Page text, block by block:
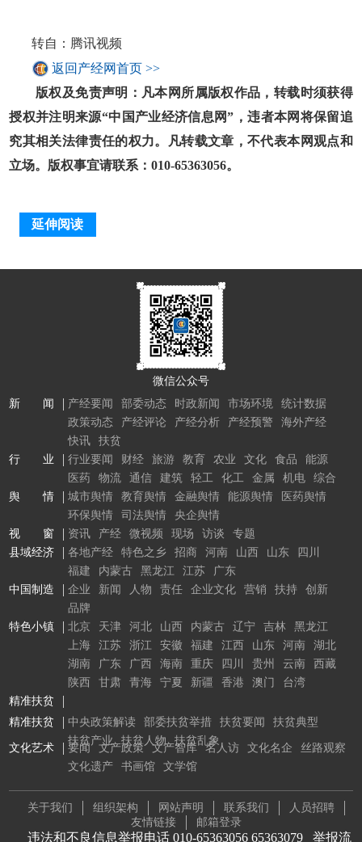
转自：腾讯视频
返回产经网首页 >>
版权及免责声明：凡本网所属版权作品，转载时须获得
授权并注明来源“中国产业经济信息网”，违者本网将保留追
究其相关法律责任的权力。凡转载文章，不代表本网观点和
立场。版权事宜请联系：010-65363056。
延伸阅读
微信公众号
新 闻
产经要闻 部委动态 时政新闻 市场环境
统计数据
政策动态
产经评论 产经分析 产经预警
海外产经
快讯
扶贫
行 业
行业要闻 财经 旅游 教育 农业 文化 食品
能源
医药
物流 通信 建筑 轻工 化工 金属 机电
综合
舆 情
城市舆情 教育舆情 金融舆情 能源舆情
医药舆情
环保舆情
司法舆情
央企舆情
视 窗
资讯 产经 微视频 现场 访谈
专题
县域经济
各地产经 特色之乡 招商 河南 山西 山东
四川
福建
内蒙古 黑龙江 江苏
广东
中国制造
企业 新闻 人物 责任 企业文化 营销 扶持
创新
品牌
特色小镇
北京 天津 河北 山西 内蒙古 辽宁 吉林
黑龙江
上海
江苏 浙江 安徽 福建 江西 山东 河南
湖北
湖南
广东 广西 海南 重庆 四川 贵州 云南
西藏
陕西
甘肃 青海 宁夏 新疆 香港 澳门
台湾
精准扶贫
文化艺术 要闻 文产政策 文产智库 名人访 文化名企
丝路观察
文化遗产
书画馆 文学馆
精准扶贫 中央政策解读 部委扶贫举措 扶贫要闻
扶贫典型
扶贫产业
扶贫人物 扶贫乱象
关于我们 组织架构 网站声明 联系我们
人员招聘
友情链接
邮箱登录
违法和不良信息举报电话 010-65363056 65363079 举报流